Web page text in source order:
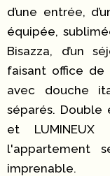
d’une entrée,
équipée,
Bisazza, d’un
faisant office de
avec douche
séparés. Double
et LUMINEUX
l'appartement
imprenable.